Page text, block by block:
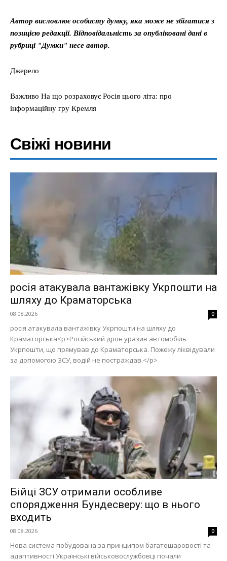
Автор висловлює особисту думку, яка може не збігатися з
позицією редакції. Відповідальність за опубліковані дані в
рубриці "Думки" несе автор.
Джерело
Важливо На що розраховує Росія цього літа: про
інформаційну гру Кремля
Свіжі новини
росія атакувала вантажівку Укрпошти на
шляху до Краматорська
08.08.2026 0
росія атакувала вантажівку Укрпошти на шляху до
Краматорська<p>Російський дрон уразив автомобіль
Укрпошти, що прямував до Краматорська. Пожежу ліквідували
за допомогою ЗСУ, водій не постраждав.</p>
Бійці ЗСУ отримали особливе
спорядження Бундесверу: що в нього
входить
08.08.2026 0
Нова система побудована за принципом багатошаровості та
адаптивності Українські військовослужбовці почали